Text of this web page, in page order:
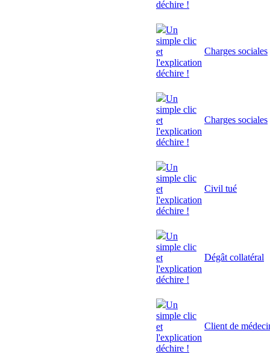
déchire !
Un
simple clic
et
l'explication
déchire !
Charges sociales
Un
simple clic
et
l'explication
déchire !
Charges sociales
Un
simple clic
et
l'explication
déchire !
Civil tué
Un
simple clic
et
l'explication
déchire !
Dégât collatéral
Un
simple clic
et
l'explication
déchire !
Client de